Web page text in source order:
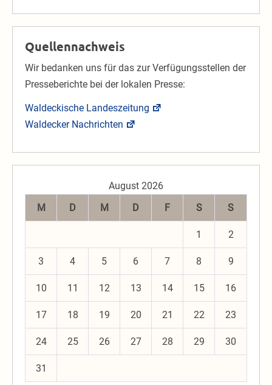
Quellennachweis
Wir bedanken uns für das zur Verfügungsstellen der
Presseberichte bei der lokalen Presse:
Waldeckische Landeszeitung
Waldecker Nachrichten
August 2026
M
D M D F S S
1 2
3 4 5 6 7 8 9
10 11 12 13 14 15 16
17 18 19 20 21 22 23
24 25 26 27 28 29 30
31